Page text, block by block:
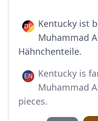
Kentucky ist
Muhammad
Hähnchenteile.
Kentucky is
Muhammad
pieces.